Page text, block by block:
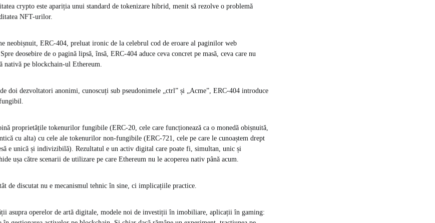
crypto este apariția unui standard de tokenizare hibrid, menit să rezolve o problemă
NFT-urilor.
neobișnuit, ERC-404, preluat ironic de la celebrul cod de eroare al paginilor web
deosebire de o pagină lipsă, însă, ERC-404 aduce ceva concret pe masă, ceva care nu
nativă pe blockchain-ul Ethereum.
doi dezvoltatori anonimi, cunoscuți sub pseudonimele „ctrl” și „Acme”, ERC-404 introduce
proprietățile tokenurilor fungibile (ERC-20, cele care funcționează ca o monedă obișnuită,
cu alta) cu cele ale tokenurilor non-fungibile (ERC-721, cele pe care le cunoaștem drept
e unică și indivizibilă). Rezultatul e un activ digital care poate fi, simultan, unic și
ușa către scenarii de utilizare pe care Ethereum nu le acoperea nativ până acum.
de discutat nu e mecanismul tehnic în sine, ci implicațiile practice.
asupra operelor de artă digitale, modele noi de investiții în imobiliare, aplicații în gaming: